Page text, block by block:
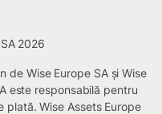
2026
de Wise Europe SA și Wise
este responsabilă pentru
Wise Assets Europe